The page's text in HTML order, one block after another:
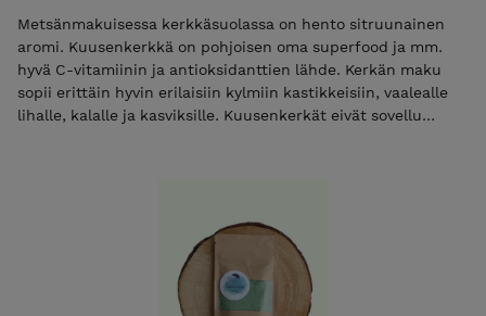
Metsänmakuisessa kerkkäsuolassa on hento sitruunainen
aromi. Kuusenkerkkä on pohjoisen oma superfood ja mm.
hyvä C-vitamiinin ja antioksidanttien lähde. Kerkän maku
sopii erittäin hyvin erilaisiin kylmiin kastikkeisiin, vaalealle
lihalle, kalalle ja kasviksille. Kuusenkerkät eivät sovellu